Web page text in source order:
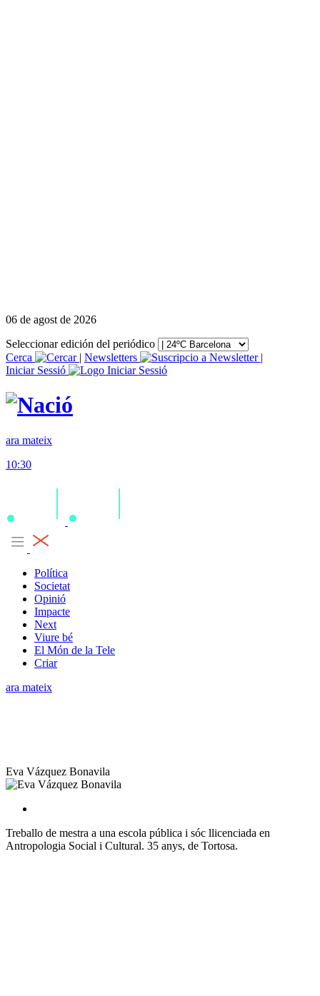
06 de agost de 2026
Seleccionar edición del periódico
Cerca
| Newsletters
|
Iniciar Sessió
ara mateix
10:30
Política
Societat
Opinió
Impacte
Next
Viure bé
El Món de la Tele
Criar
ara mateix
Eva Vázquez Bonavila
Treballo de mestra a una escola pública i sóc llicenciada en
Antropologia Social i Cultural. 35 anys, de Tortosa.